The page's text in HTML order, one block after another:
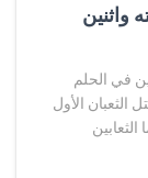
واثنين
في الحلم
الثعبان الأول